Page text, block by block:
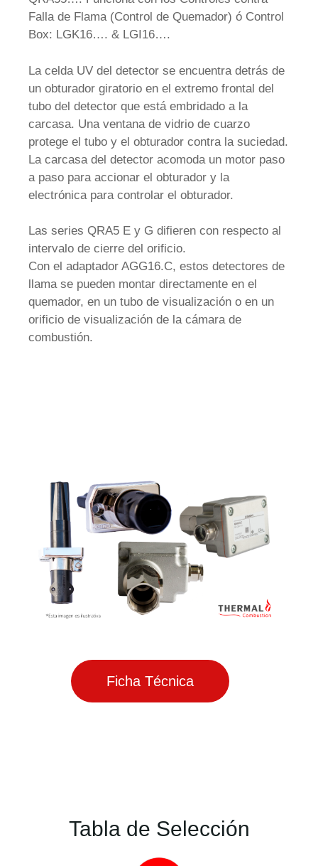
Falla de Flama (Control de Quemador) ó Control
Box: LGK16…. & LGI16….
La celda UV del detector se encuentra detrás de
un obturador giratorio en el extremo frontal del
tubo del detector que está embridado a la
carcasa. Una ventana de vidrio de cuarzo
protege el tubo y el obturador contra la suciedad.
La carcasa del detector acomoda un motor paso
a paso para accionar el obturador y la
electrónica para controlar el obturador.
Las series QRA5 E y G difieren con respecto al
intervalo de cierre del orificio.
Con el adaptador AGG16.C, estos detectores de
llama se pueden montar directamente en el
quemador, en un tubo de visualización o en un
orificio de visualización de la cámara de
combustión.
Ficha Técnica
Tabla de Selección